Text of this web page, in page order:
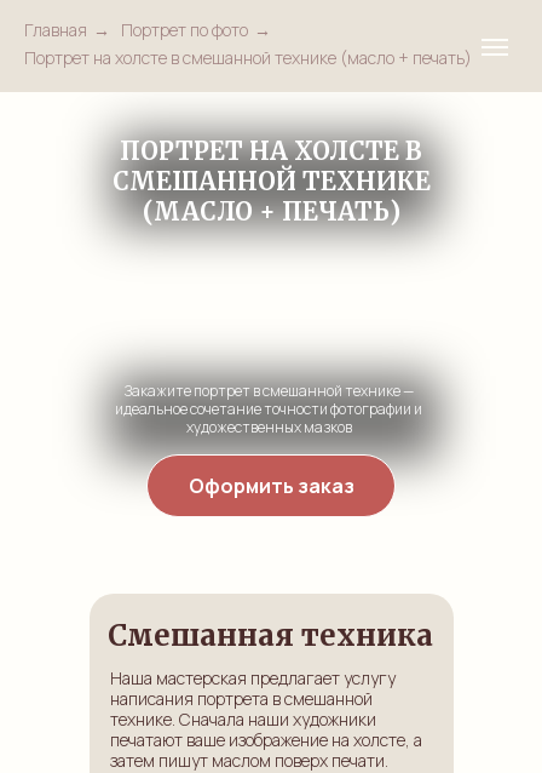
Главная → Портрет по фото →
Портрет на холсте в смешанной технике (масло + печать)
ПОРТРЕТ НА ХОЛСТЕ В
СМЕШАННОЙ ТЕХНИКЕ
(МАСЛО + ПЕЧАТЬ)
Закажите портрет в смешанной технике —
идеальное сочетание точности фотографии и
художественных мазков
Оформить заказ
Смешанная техника
Наша мастерская предлагает услугу
написания портрета в смешанной
технике. Сначала наши художники
печатают ваше изображение на холсте, а
затем пишут маслом поверх печати.